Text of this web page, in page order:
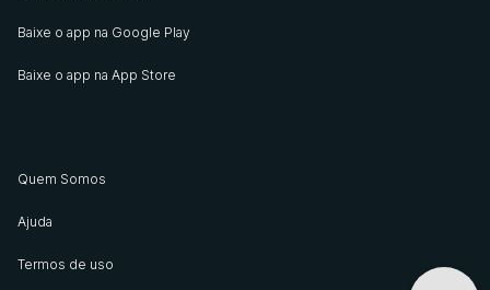
Baixe o app na Google Play
Baixe o app na App Store
Quem Somos
Ajuda
Termos de uso